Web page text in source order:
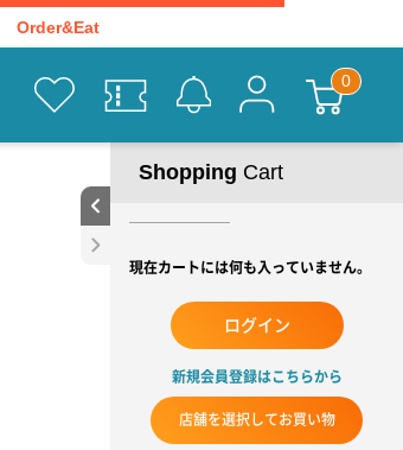
Order&Eat
Shopping Cart
現在カートには何も入っていません。
ログイン
新規会員登録はこちらから
店舗を選択してお買い物